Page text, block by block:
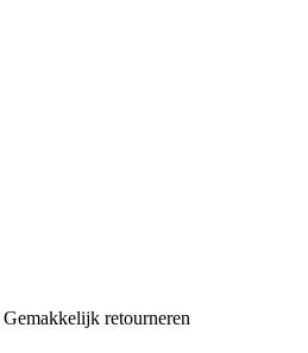
Gemakkelijk retourneren